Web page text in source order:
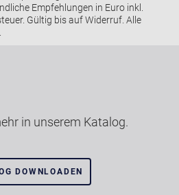
Empfehlungen in Euro inkl.
Gültig bis auf Widerruf. Alle
in unserem Katalog.
DOWNLOADEN